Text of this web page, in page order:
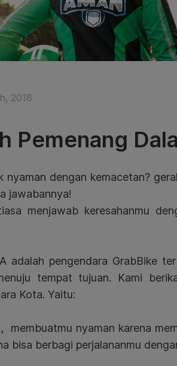
2018
Pemenang
nyaman dengan kemacetan?
jawabannya!
menjawab keresahanmu
adalah pengendara GrabBike
tempat tujuan. Kami
Kota. Yaitu:
membuatmu nyaman karena
bisa berbagi perjalananmu